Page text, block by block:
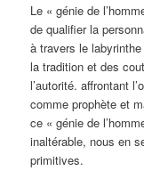
Le « génie de
de qualifier la
à travers le
la tradition et des
l’autorité. affrontant
comme prophète et
ce « génie de
inaltérable, nous en
primitives.